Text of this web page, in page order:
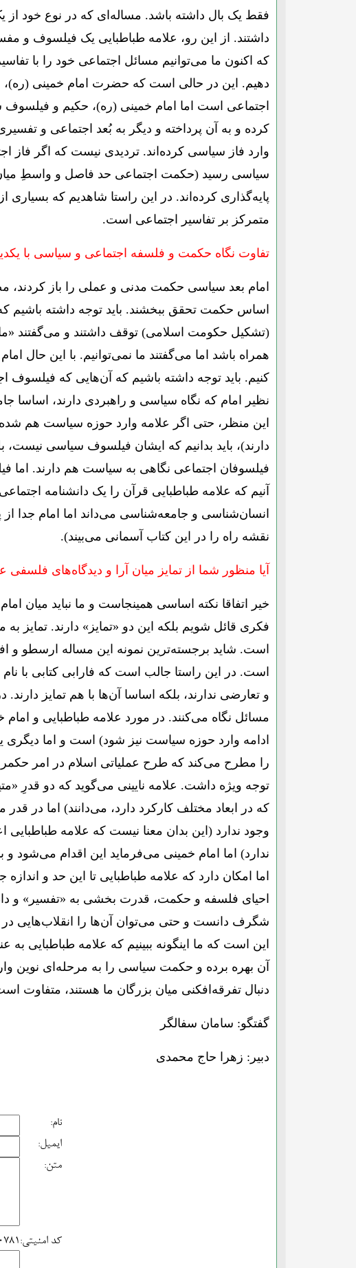
فقط یک بال داشته باشد. مساله‌ای که در نوع خود از
داشتند. از این رو، علامه طباطبایی یک فیلسوف
که اکنون ما می‌توانیم مسائل اجتماعی خود را با
دهیم. این در حالی است که حضرت امام خمینی (ره)،
اجتماعی است اما امام خمینی (ره)، حکیم و
کرده و به آن پرداخته و دیگر به بُعد اجتماعی و
وارد فاز سیاسی کرده‌اند. تردیدی نیست که اگر
سیاسی رسید (حکمت اجتماعی حد فاصل و واسطِ میان
پایه‌گذاری کرده‌اند. در این راستا شاهدیم که
متمرکز بر تفاسیر اجتماعی است.
تفاوت نگاه حکمت و فلسفه اجتماعی و سیاسی با
امام بعد سیاسی حکمت مدنی و عملی را باز
اساس حکمت تحقق ببخشند. باید توجه داشته باشیم
(تشکیل حکومت اسلامی) توقف داشتند و می‌گفتند
همراه باشد اما می‌گفتند ما نمی‌توانیم. با این حال
کنیم. باید توجه داشته باشیم که آن‌هایی که فیلسوف
نظیر امام که نگاه سیاسی و راهبردی دارند، اساسا
این منظر، حتی اگر علامه وارد حوزه سیاست هم
دارند)، باید بدانیم که ایشان فیلسوف سیاسی نیست،
فیلسوفان اجتماعی نگاهی به سیاست هم دارند.
آنیم که علامه طباطبایی قرآن را یک دانشنامه
انسان‌شناسی و جامعه‌شناسی می‌داند اما امام جدا
نقشه راه را در این کتاب آسمانی می‌بیند).
آیا منظور شما از تمایز میان آرا و دیدگاه‌های
خیر اتفاقا نکته اساسی همینجاست و ما نباید میان
فکری قائل شویم بلکه این دو «تمایز» دارند.
است. شاید برجسته‌ترین نمونه این مساله ارسطو و
است. در این راستا جالب است که فارابی کتابی با
و تعارضی ندارند، بلکه اساسا آن‌ها با هم تمایز
مسائل نگاه می‌کنند. در مورد علامه طباطبایی و
ادامه وارد حوزه سیاست نیز شود) است و اما دیگری
را مطرح می‌کند که طرح عملیاتی اسلام در امر
توجه ویژه داشت. علامه نایینی می‌گوید که دو قدرِ
که در ابعاد مختلف کارکرد دارد، می‌دانند) اما در
وجود ندارد (این بدان معنا نیست که علامه
ندارد) اما امام خمینی می‌فرماید این اقدام می‌شود و
اما امکان دارد که علامه طباطبایی تا این حد و
احیای فلسفه و حکمت، قدرت بخشی به «تفسیر» و
شگرف دانست و حتی می‌توان آن‌ها را انقلاب‌هایی در
این است که ما اینگونه ببینیم که علامه طباطبایی
آن بهره برده و حکمت سیاسی را به مرحله‌ای نوین
دنبال تفرقه‌افکنی میان بزرگان ما هستند، متفاوت
گفتگو: سامان سفالگر
دبیر: زهرا حاج محمدی
نام:
ایمیل:
متن:
کد امنیتی: